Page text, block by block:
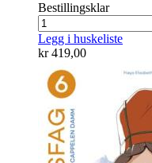
Bestillingsklar
Legg i huskeliste
kr 419,00